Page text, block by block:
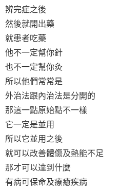
辨完症之後
然後就開出藥
就患者吃藥
他不一定幫你針
也不一定幫你灸
所以他們常常是
外治法跟內治法是分開的
那這一點原始點不一樣
它一定是並用
所以它並用之後
就可以改善體傷及熱能不足
那才可以達到什麼
有病可保命及療癒疾病